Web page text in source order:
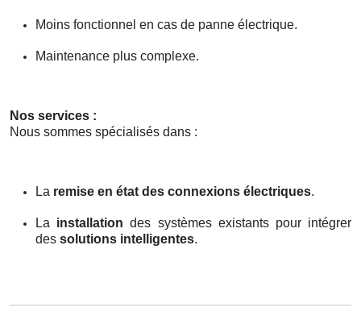
Moins fonctionnel en cas de panne électrique.
Maintenance plus complexe.
Nos services :
Nous sommes spécialisés dans :
La remise en état des connexions électriques.
La installation des systèmes existants pour intégrer
des solutions intelligentes.